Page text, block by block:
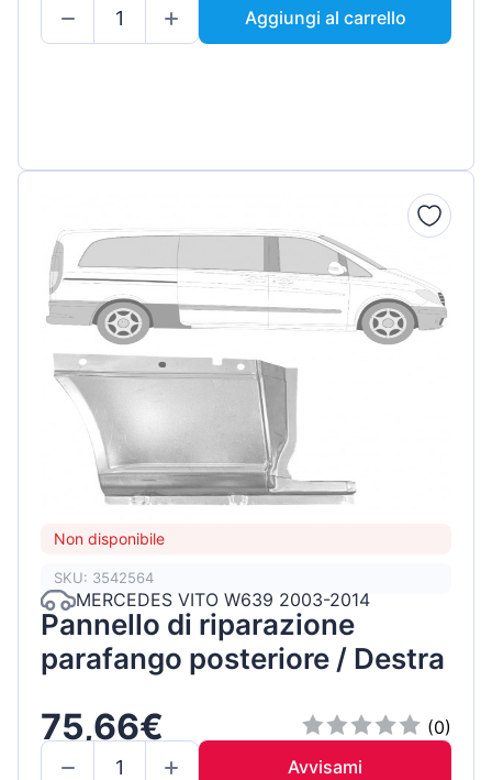
Aggiungi al carrello
Non disponibile
SKU: 3542564
MERCEDES VITO W639 2003-2014
Pannello di riparazione
parafango posteriore / Destra
75,66€
(0)
Avvisami